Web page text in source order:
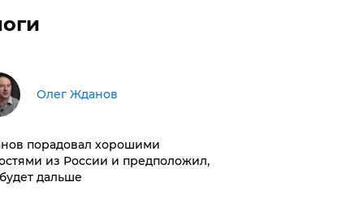
Олег Жданов
порадовал хорошими
из России и предположил,
дальше